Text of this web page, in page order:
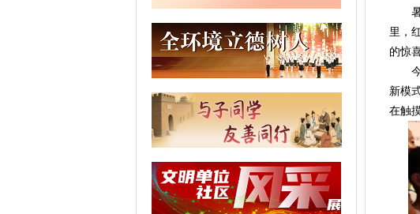
暑
里，
的惊喜
今年
新模
在触